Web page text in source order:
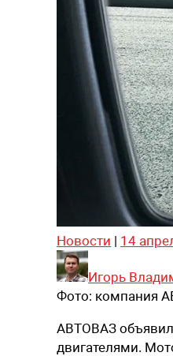
Новости | 14
Игорь
Фото: компания
АВТОВАЗ
двигателями.